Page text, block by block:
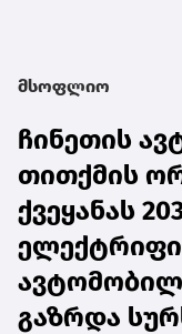
მსოფლიო
ჩინეთის
თითქმის
ქვეყანას
გაზრდა